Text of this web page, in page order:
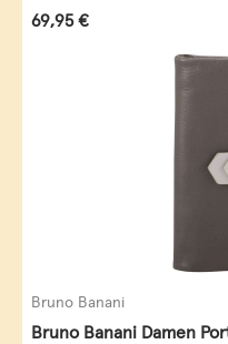
Regulärer Preis:
69,95 €
Bruno Banani
Bruno Banani Damen